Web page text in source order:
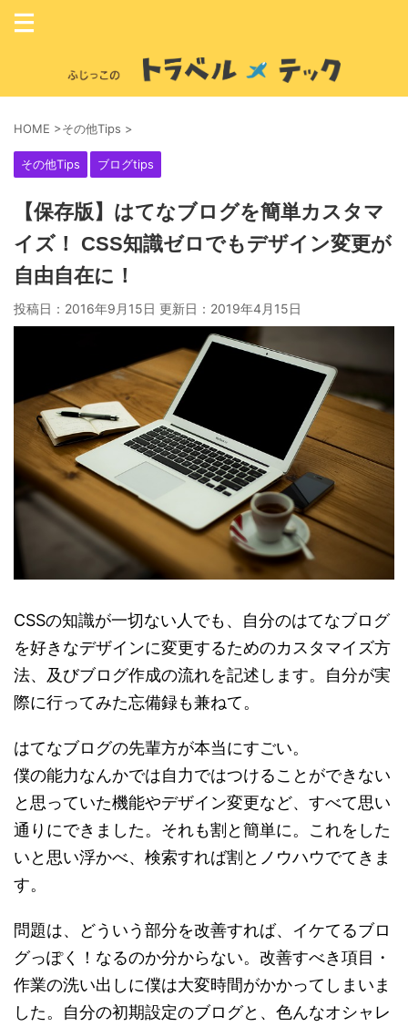
HOME >その他Tips >
その他Tips ブログtips
【保存版】はてなブログを簡単カスタマ
イズ！ CSS知識ゼロでもデザイン変更が
自由自在に！
投稿日：2016年9月15日 更新日： 2019年4月15日
CSSの知識が一切ない人でも、自分のはてなブログ
を好きなデザインに変更するためのカスタマイズ方
法、及びブログ作成の流れを記述します。自分が実
際に行ってみた忘備録も兼ねて。
はてなブログの先輩方が本当にすごい。
僕の能力なんかでは自力ではつけることができない
と思っていた機能やデザイン変更など、すべて思い
通りにできました。それも割と簡単に。これをした
いと思い浮かべ、検索すれば割とノウハウでてきま
す。
問題は、どういう部分を改善すれば、イケてるブロ
グっぽく！なるのか分からない。改善すべき項目・
作業の洗い出しに僕は大変時間がかかってしまいま
した。自分の初期設定のブログと、色んなオシャレ